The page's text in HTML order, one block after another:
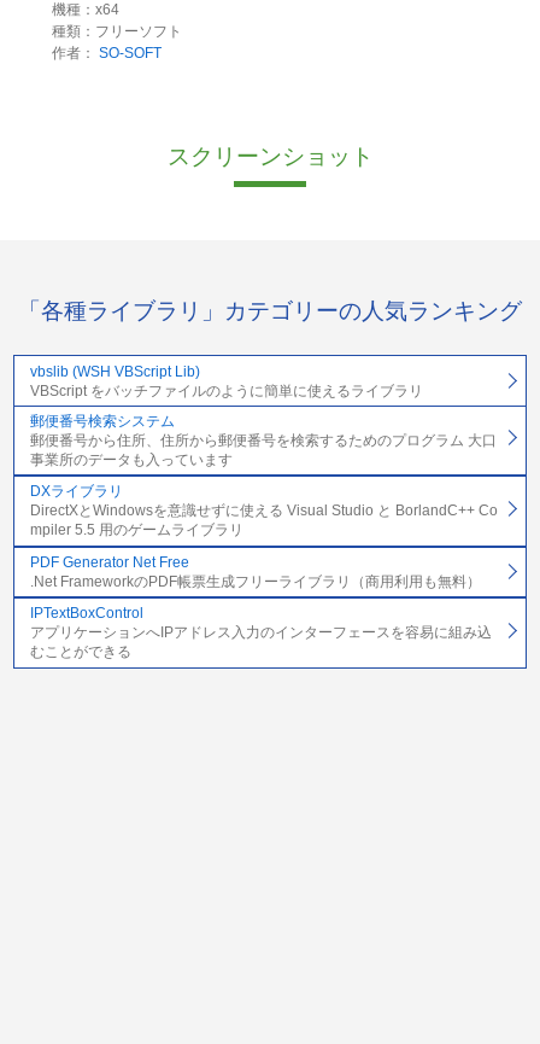
機種：x64
種類：フリーソフト
作者： SO-SOFT
スクリーンショット
「各種ライブラリ」カテゴリーの人気ランキング
vbslib (WSH VBScript Lib)
VBScript をバッチファイルのように簡単に使えるライブラリ
郵便番号検索システム
郵便番号から住所、住所から郵便番号を検索するためのプログラム 大口
事業所のデータも入っています
DXライブラリ
DirectXとWindowsを意識せずに使える Visual Studio と BorlandC++ Co
mpiler 5.5 用のゲームライブラリ
PDF Generator Net Free
.Net FrameworkのPDF帳票生成フリーライブラリ（商用利用も無料）
IPTextBoxControl
アプリケーションへIPアドレス入力のインターフェースを容易に組み込
むことができる